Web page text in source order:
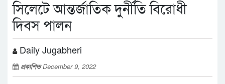
সিলেটে আন্তর্জাতিক দুর্নীতি বিরোধী
দিবস পালন
Daily Jugabheri
প্রকাশিতDecember 9, 2022